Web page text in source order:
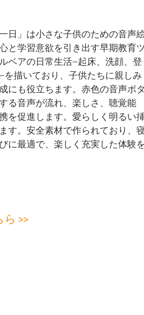
デザインで、赤ちゃんの注意を引
果音（動物、数字、音楽を含む）
ンタラクティブ性を高める
を連携させ、聴覚認知とデジタル
の保護加工、小さな手でも握りやす
>>